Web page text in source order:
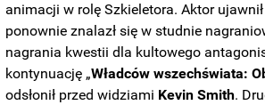
animacji w rolę Szkieletora. Aktor
ponownie znalazł się w studnie
nagrania kwestii dla kultowego
kontynuację „Władców wszechświata:
odsłonił przed widziami Kevin Smith.